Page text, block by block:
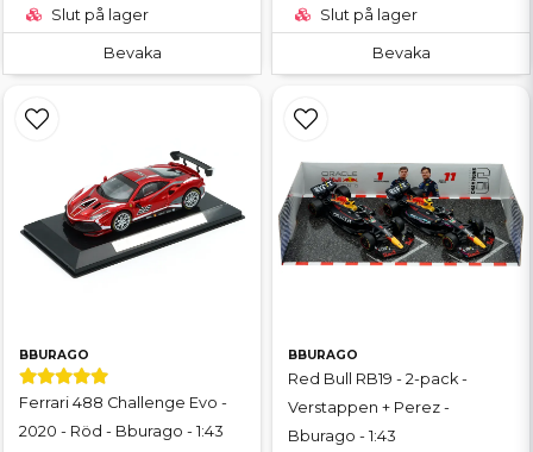
Slut på lager
Bevaka
Slut på lager
Bevaka
BBURAGO
Ferrari 488 Challenge Evo -
2020 - Röd - Bburago - 1:43
BBURAGO
Red Bull RB19 - 2-pack -
Verstappen + Perez -
Bburago - 1:43